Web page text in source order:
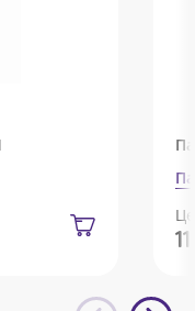
11